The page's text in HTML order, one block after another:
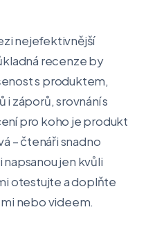
nejefektivnější
recenze by
s produktem,
záporů, srovnání s
pro koho je produkt
– čtenáři snadno
jen kvůli
otestujte a doplňte
nebo videem.